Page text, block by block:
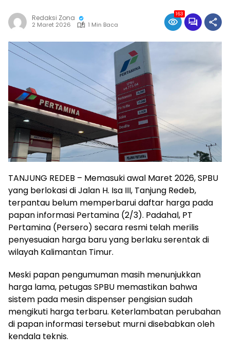
Redaksi Zona
2 Maret 2026 1 Min Baca
163
TANJUNG REDEB – Memasuki awal Maret 2026, SPBU
yang berlokasi di Jalan H. Isa III, Tanjung Redeb,
terpantau belum memperbarui daftar harga pada
papan informasi Pertamina (2/3). Padahal, PT
Pertamina (Persero) secara resmi telah merilis
penyesuaian harga baru yang berlaku serentak di
wilayah Kalimantan Timur.
Meski papan pengumuman masih menunjukkan
harga lama, petugas SPBU memastikan bahwa
sistem pada mesin dispenser pengisian sudah
mengikuti harga terbaru. Keterlambatan perubahan
di papan informasi tersebut murni disebabkan oleh
kendala teknis.